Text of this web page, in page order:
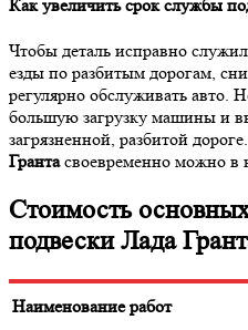
Как увеличить срок службы
Чтобы деталь исправно
езды по разбитым дорогам,
регулярно обслуживать авто.
большую загрузку машины и
загрязненной, разбитой
Грантасвоевременно можно в
Стоимость
подвески Лада
Наименование работ